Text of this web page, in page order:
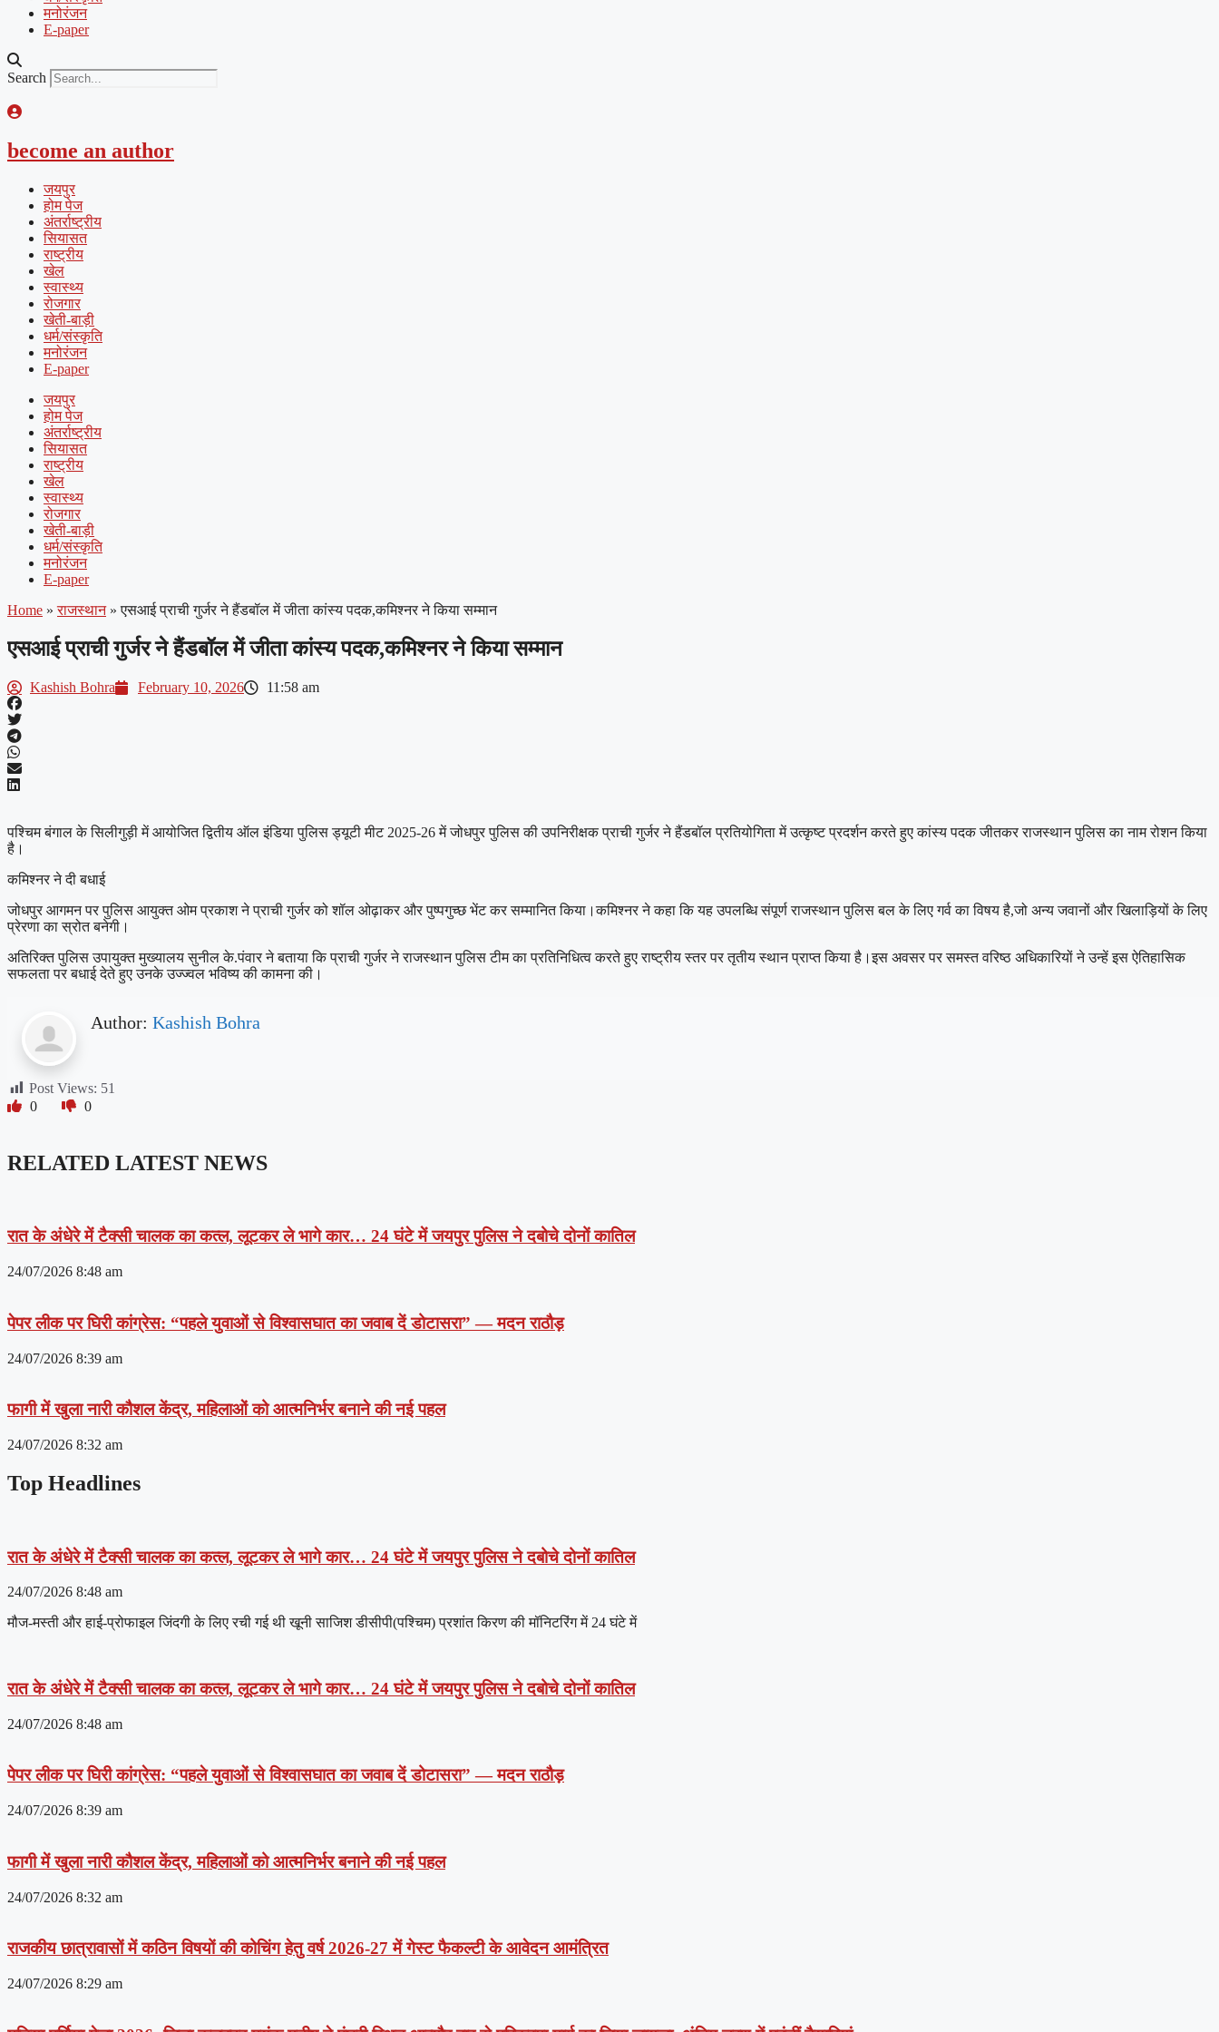
मनोरंजन
E-paper
Search
become an author
जयपुर
होम पेज
अंतर्राष्ट्रीय
सियासत
राष्ट्रीय
खेल
स्वास्थ्य
रोजगार
खेती-बाड़ी
धर्म/संस्कृति
मनोरंजन
E-paper
जयपुर
होम पेज
अंतर्राष्ट्रीय
सियासत
राष्ट्रीय
खेल
स्वास्थ्य
रोजगार
खेती-बाड़ी
धर्म/संस्कृति
मनोरंजन
E-paper
Home » राजस्थान » एसआई प्राची गुर्जर ने हैंडबॉल में जीता कांस्य पदक,कमिश्नर ने किया सम्मान
एसआई प्राची गुर्जर ने हैंडबॉल में जीता कांस्य पदक,कमिश्नर ने किया सम्मान
Kashish Bohra February 10, 2026 11:58 am
पश्चिम बंगाल के सिलीगुड़ी में आयोजित द्वितीय ऑल इंडिया पुलिस ड्यूटी मीट 2025-26 में जोधपुर पुलिस की उपनिरीक्षक प्राची गुर्जर ने हैंडबॉल प्रतियोगिता में उत्कृष्ट प्रदर्शन करते हुए कांस्य पदक जीतकर राजस्थान पुलिस का नाम रोशन किया
है।
कमिश्नर ने दी बधाई
जोधपुर आगमन पर पुलिस आयुक्त ओम प्रकाश ने प्राची गुर्जर को शॉल ओढ़ाकर और पुष्पगुच्छ भेंट कर सम्मानित किया।कमिश्नर ने कहा कि यह उपलब्धि संपूर्ण राजस्थान पुलिस बल के लिए गर्व का विषय है,जो अन्य जवानों और खिलाड़ियों के लिए
प्रेरणा का स्रोत बनेगी।
अतिरिक्त पुलिस उपायुक्त मुख्यालय सुनील के.पंवार ने बताया कि प्राची गुर्जर ने राजस्थान पुलिस टीम का प्रतिनिधित्व करते हुए राष्ट्रीय स्तर पर तृतीय स्थान प्राप्त किया है।इस अवसर पर समस्त वरिष्ठ अधिकारियों ने उन्हें इस ऐतिहासिक
सफलता पर बधाई देते हुए उनके उज्ज्वल भविष्य की कामना की।
Author: Kashish Bohra
Post Views: 51
0
0
RELATED LATEST NEWS
रात के अंधेरे में टैक्सी चालक का कत्ल, लूटकर ले भागे कार… 24 घंटे में जयपुर पुलिस ने दबोचे दोनों कातिल
24/07/2026 8:48 am
पेपर लीक पर घिरी कांग्रेस: “पहले युवाओं से विश्वासघात का जवाब दें डोटासरा” — मदन राठौड़
24/07/2026 8:39 am
फागी में खुला नारी कौशल केंद्र, महिलाओं को आत्मनिर्भर बनाने की नई पहल
24/07/2026 8:32 am
Top Headlines
रात के अंधेरे में टैक्सी चालक का कत्ल, लूटकर ले भागे कार… 24 घंटे में जयपुर पुलिस ने दबोचे दोनों कातिल
24/07/2026 8:48 am
मौज-मस्ती और हाई-प्रोफाइल जिंदगी के लिए रची गई थी खूनी साजिश डीसीपी(पश्चिम) प्रशांत किरण की मॉनिटरिंग में 24 घंटे में
रात के अंधेरे में टैक्सी चालक का कत्ल, लूटकर ले भागे कार… 24 घंटे में जयपुर पुलिस ने दबोचे दोनों कातिल
24/07/2026 8:48 am
पेपर लीक पर घिरी कांग्रेस: “पहले युवाओं से विश्वासघात का जवाब दें डोटासरा” — मदन राठौड़
24/07/2026 8:39 am
फागी में खुला नारी कौशल केंद्र, महिलाओं को आत्मनिर्भर बनाने की नई पहल
24/07/2026 8:32 am
राजकीय छात्रावासों में कठिन विषयों की कोचिंग हेतु वर्ष 2026-27 में गेस्ट फैकल्टी के आवेदन आमंत्रित
24/07/2026 8:29 am